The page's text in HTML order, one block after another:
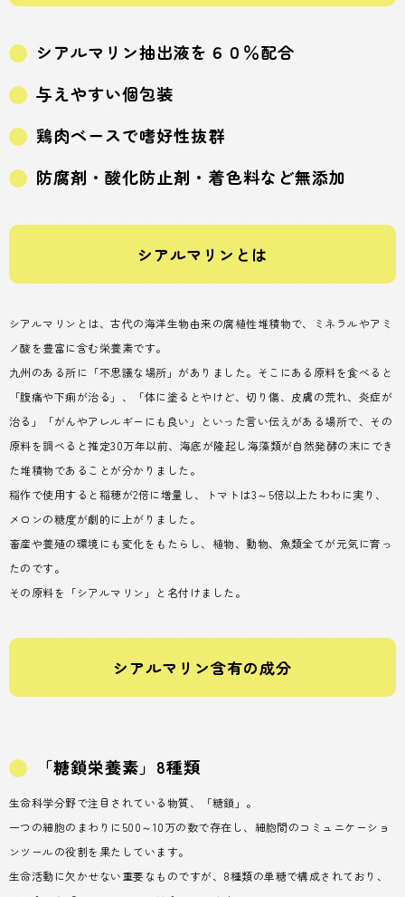
シアルマリン抽出液を６０％配合
与えやすい個包装
鶏肉ベースで嗜好性抜群
防腐剤・酸化防止剤・着色料など無添加
シアルマリンとは
シアルマリンとは、古代の海洋生物由来の腐植性堆積物で、ミネラルやアミ
ノ酸を豊富に含む栄養素です。
九州のある所に「不思議な場所」がありました。そこにある原料を食べると
「腹痛や下痢が治る」、「体に塗るとやけど、切り傷、皮膚の荒れ、炎症が
治る」「がんやアレルギーにも良い」といった言い伝えがある場所で、その
原料を調べると推定30万年以前、海底が隆起し海藻類が自然発酵の末にでき
た堆積物であることが分かりました。
稲作で使用すると稲穂が2倍に増量し、トマトは3～5倍以上たわわに実り、
メロンの糖度が劇的に上がりました。
畜産や養殖の環境にも変化をもたらし、植物、動物、魚類全てが元気に育っ
たのです。
その原料を「シアルマリン」と名付けました。
シアルマリン含有の成分
「糖鎖栄養素」8種類
生命科学分野で注目されている物質、「糖鎖」。
一つの細胞のまわりに500～10万の数で存在し、細胞間のコミュニケーショ
ンツールの役割を果たしています。
生命活動に欠かせない重要なものですが、8種類の単糖で構成されており、